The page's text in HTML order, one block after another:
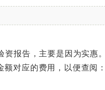
报告，主要是因为实惠
对应的费用，以便查阅：